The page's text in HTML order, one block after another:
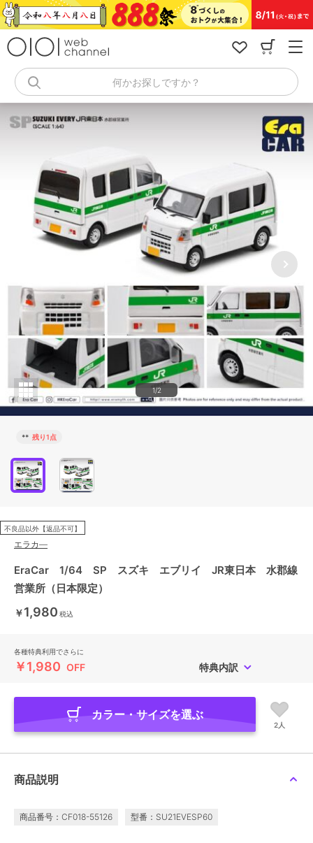
コ
ン
キ
何かお探しですか？
1/2
** 残り1点
不良品以外【返品不可】
エラカ―
EraCar 1/64 SP スズキ エブリイ JR東日本 水郡線
営業所（日本限定）
￥1,980 税込
各種特典利用でさらに
￥1,980 OFF 特典内訳
カラー・サイズを選ぶ
2人
商品説明
商品番号：CF018-55126 型番：SU21EVESP60